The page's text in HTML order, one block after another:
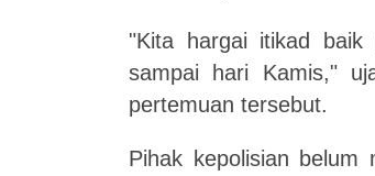
"Kita hargai itikad baik
sampai hari Kamis,"
pertemuan tersebut.
Pihak kepolisian belum